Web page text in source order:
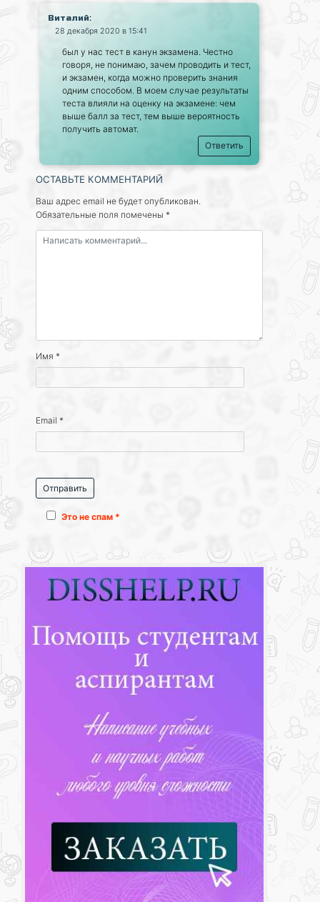
Виталий:
28 декабря 2020 в 15:41
был у нас тест в канун экзамена. Честно
говоря, не понимаю, зачем проводить и тест,
и экзамен, когда можно проверить знания
одним способом. В моем случае результаты
теста влияли на оценку на экзамене: чем
выше балл за тест, тем выше вероятность
получить автомат.
Ответить
ОСТАВЬТЕ КОММЕНТАРИЙ
Ваш адрес email не будет опубликован.
Обязательные поля помечены *
Имя *
Email *
Это не спам *